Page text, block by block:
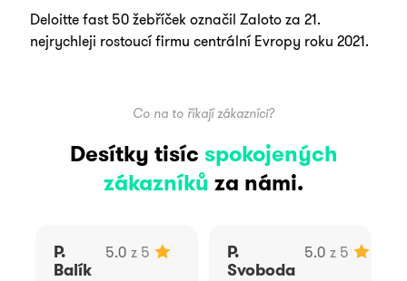
Deloitte fast 50 žebříček označil Zaloto za 21.
nejrychleji rostoucí firmu centrální Evropy roku 2021.
Co na to říkají zákazníci?
Desítky tisíc spokojených
zákazníků za námi.
5.0 z 5
P.
Balík
5.0 z 5
P.
Svoboda